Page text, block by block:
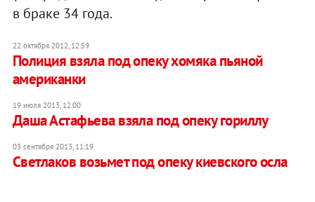
в браке 34 года.
22 октября 2012, 12:59
Полиция взяла под опеку хомяка пьяной
американки
19 июля 2013, 12:00
Даша Астафьева взяла под опеку гориллу
03 сентября 2013, 11:19
Светлаков возьмет под опеку киевского осла